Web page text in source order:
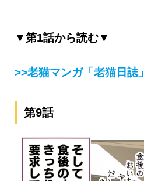
▼第1話から読む▼
>>老猫マンガ「老猫日誌」
第9話